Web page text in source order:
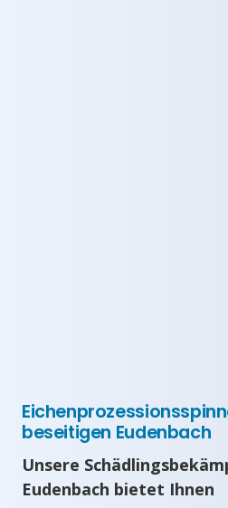
beseitigen Eudenbach
Unsere
Eudenbach bietet Ihnen